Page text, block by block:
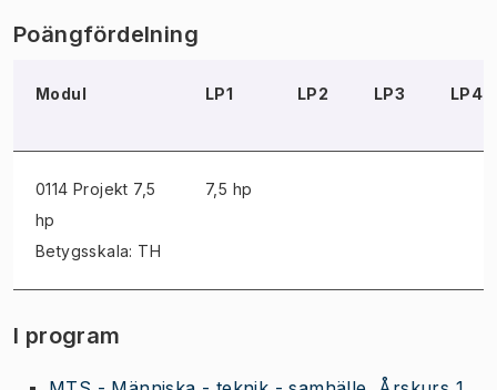
Poängfördelning
Modul LP1 LP2 LP3 LP4
0114 Projekt 7,5
hp
Betygsskala: TH
7,5 hp
I program